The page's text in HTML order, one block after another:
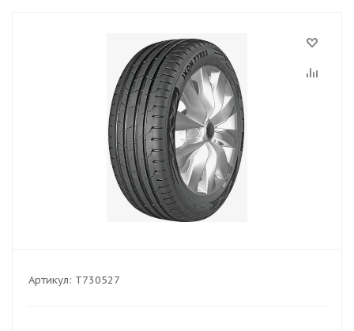
Артикул: T730527